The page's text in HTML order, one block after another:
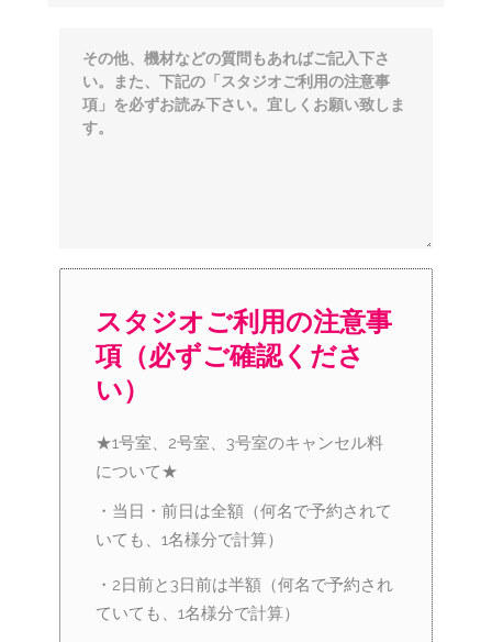
スタジオご利用の注意事
項（必ずご確認くださ
い）
★1号室、2号室、3号室のキャンセル料
について★
・当日・前日は全額（何名で予約されて
いても、1名様分で計算）
・2日前と3日前は半額（何名で予約され
ていても、1名様分で計算）